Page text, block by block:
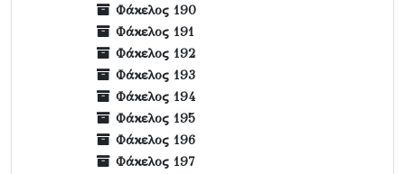
Φάκελος 190
Φάκελος 191
Φάκελος 192
Φάκελος 193
Φάκελος 194
Φάκελος 195
Φάκελος 196
Φάκελος 197